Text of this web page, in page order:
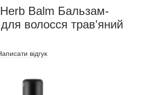
Balm Бальзам-
волосся трав'яний
відгук